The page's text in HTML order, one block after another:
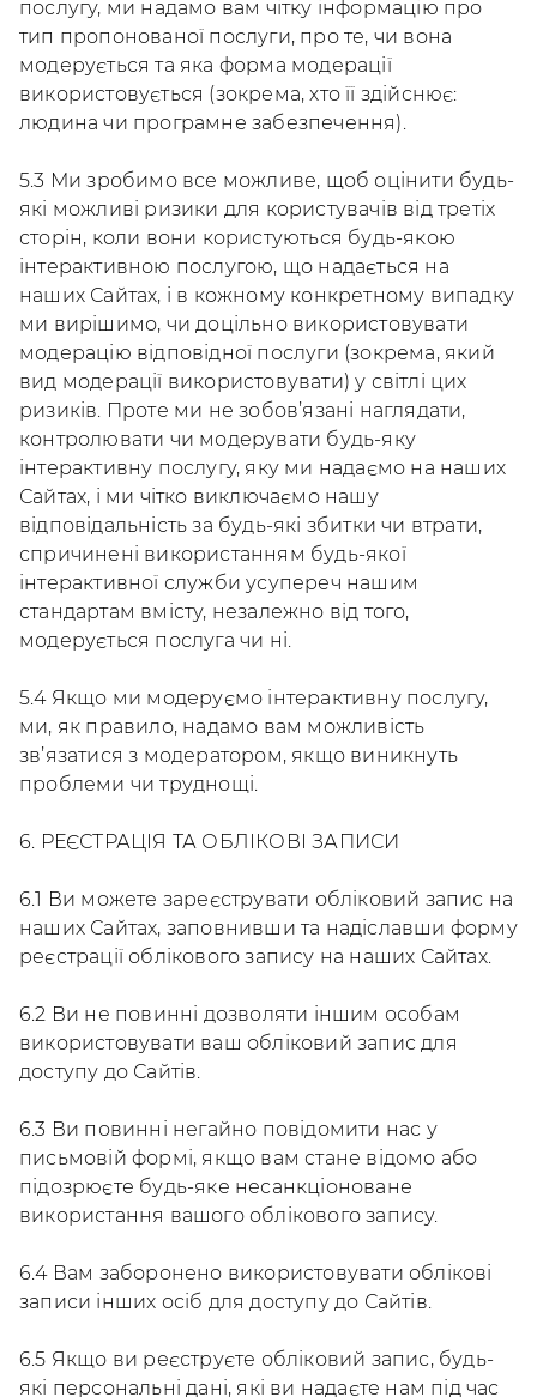
послугу, ми надамо вам чітку інформацію про
тип пропонованої послуги, про те, чи вона
модерується та яка форма модерації
використовується (зокрема, хто її здійснює:
людина чи програмне забезпечення).
5.3 Ми зробимо все можливе, щоб оцінити будь-
які можливі ризики для користувачів від третіх
сторін, коли вони користуються будь-якою
інтерактивною послугою, що надається на
наших Сайтах, і в кожному конкретному випадку
ми вирішимо, чи доцільно використовувати
модерацію відповідної послуги (зокрема, який
вид модерації використовувати) у світлі цих
ризиків. Проте ми не зобов’язані наглядати,
контролювати чи модерувати будь-яку
інтерактивну послугу, яку ми надаємо на наших
Сайтах, і ми чітко виключаємо нашу
відповідальність за будь-які збитки чи втрати,
спричинені використанням будь-якої
інтерактивної служби усупереч нашим
стандартам вмісту, незалежно від того,
модерується послуга чи ні.
5.4 Якщо ми модеруємо інтерактивну послугу,
ми, як правило, надамо вам можливість
зв’язатися з модератором, якщо виникнуть
проблеми чи труднощі.
6. РЕЄСТРАЦІЯ ТА ОБЛІКОВІ ЗАПИСИ
6.1 Ви можете зареєструвати обліковий запис на
наших Сайтах, заповнивши та надіславши форму
реєстрації облікового запису на наших Сайтах.
6.2 Ви не повинні дозволяти іншим особам
використовувати ваш обліковий запис для
доступу до Сайтів.
6.3 Ви повинні негайно повідомити нас у
письмовій формі, якщо вам стане відомо або
підозрюєте будь-яке несанкціоноване
використання вашого облікового запису.
6.4 Вам заборонено використовувати облікові
записи інших осіб для доступу до Сайтів.
6.5 Якщо ви реєструєте обліковий запис, будь-
які персональні дані, які ви надаєте нам під час